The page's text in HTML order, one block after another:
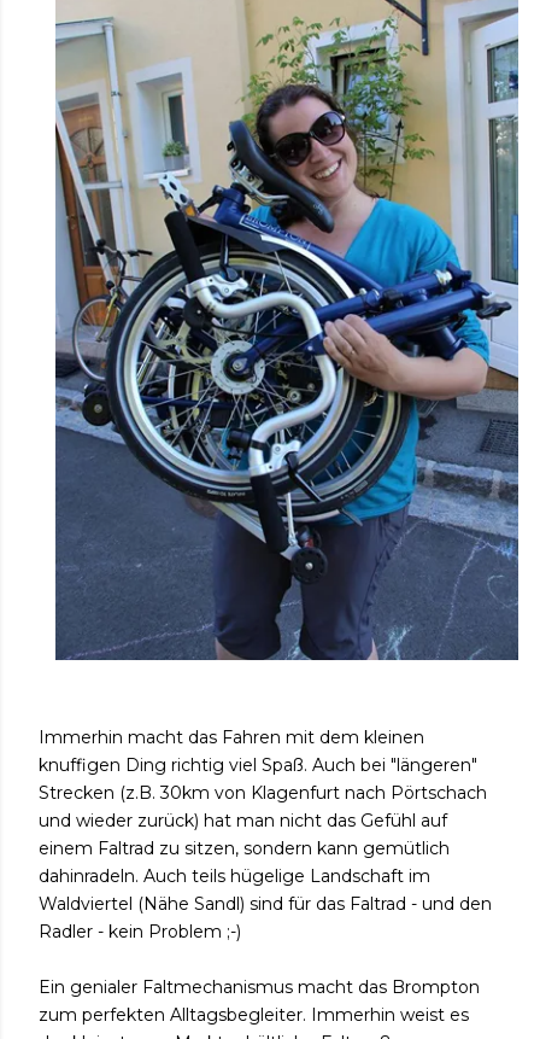
Immerhin macht das Fahren mit dem kleinen
knuffigen Ding richtig viel Spaß. Auch bei "längeren"
Strecken (z.B. 30km von Klagenfurt nach Pörtschach
und wieder zurück) hat man nicht das Gefühl auf
einem Faltrad zu sitzen, sondern kann gemütlich
dahinradeln. Auch teils hügelige Landschaft im
Waldviertel (Nähe Sandl) sind für das Faltrad - und den
Radler - kein Problem ;-)
Ein genialer Faltmechanismus macht das Brompton
zum perfekten Alltagsbegleiter. Immerhin weist es